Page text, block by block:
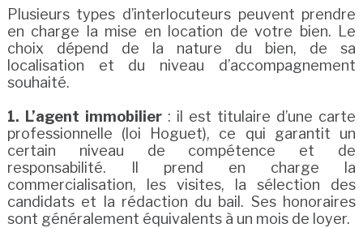
Plusieurs types d’interlocuteurs peuvent prendre
en charge la mise en location de votre bien. Le
choix dépend de la nature du bien, de sa
localisation et du niveau d’accompagnement
souhaité.
1. L’agent immobilier: il est titulaire d’une carte
professionnelle (loi Hoguet), ce qui garantit un
certain niveau de compétence et de
responsabilité. Il prend en charge la
commercialisation, les visites, la sélection des
candidats et la rédaction du bail. Ses honoraires
sont généralement équivalents à un mois de loyer.